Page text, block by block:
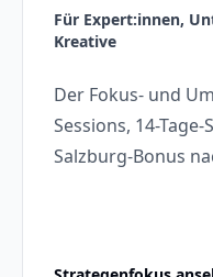
Für Expert:innen,
Kreative
Der Fokus- und
Sessions, 14-
Salzburg-Bonus